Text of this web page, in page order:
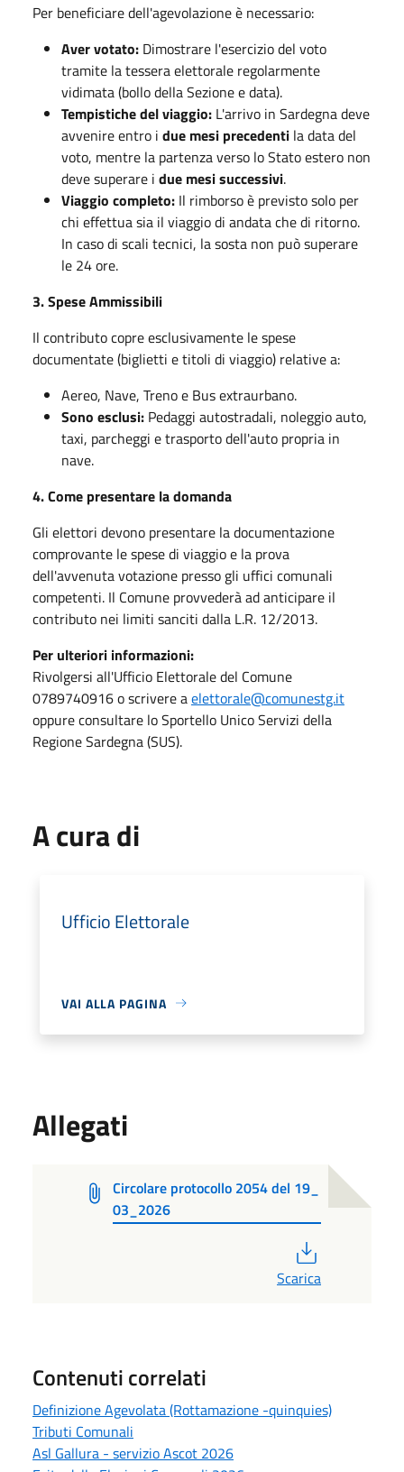
Per beneficiare dell'agevolazione è necessario:
Aver votato: Dimostrare l'esercizio del voto
tramite la tessera elettorale regolarmente
vidimata (bollo della Sezione e data).
Tempistiche del viaggio: L'arrivo in Sardegna deve
avvenire entro i due mesi precedenti la data del
voto, mentre la partenza verso lo Stato estero non
deve superare i due mesi successivi.
Viaggio completo: Il rimborso è previsto solo per
chi effettua sia il viaggio di andata che di ritorno.
In caso di scali tecnici, la sosta non può superare
le 24 ore.
3. Spese Ammissibili
Il contributo copre esclusivamente le spese
documentate (biglietti e titoli di viaggio) relative a:
Aereo, Nave, Treno e Bus extraurbano.
Sono esclusi: Pedaggi autostradali, noleggio auto,
taxi, parcheggi e trasporto dell'auto propria in
nave.
4. Come presentare la domanda
Gli elettori devono presentare la documentazione
comprovante le spese di viaggio e la prova
dell'avvenuta votazione presso gli uffici comunali
competenti. Il Comune provvederà ad anticipare il
contributo nei limiti sanciti dalla L.R. 12/2013.
Per ulteriori informazioni:
Rivolgersi all'Ufficio Elettorale del Comune
0789740916 o scrivere aelettorale@comunestg.it
oppure consultare lo Sportello Unico Servizi della
Regione Sardegna (SUS).
A cura di
Ufficio Elettorale
VAI ALLA PAGINA
Allegati
Circolare protocollo 2054 del 19_
03_2026
Scarica
Contenuti correlati
Definizione Agevolata (Rottamazione -quinquies)
Tributi Comunali
Asl Gallura - servizio Ascot 2026